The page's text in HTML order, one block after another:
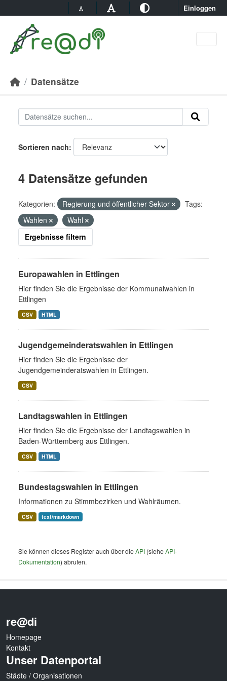
Einloggen
Datensätze
Sortieren nach
4 Datensätze gefunden
Kategorien: Regierung und öffentlicher Sektor
Tags:
Wahlen
Wahl
Ergebnisse filtern
Europawahlen in Ettlingen
Hier finden Sie die Ergebnisse der Kommunalwahlen in
Ettlingen
CSV HTML
Jugendgemeinderatswahlen in Ettlingen
Hier finden Sie die Ergebnisse der
Jugendgemeinderatswahlen in Ettlingen.
CSV
Landtagswahlen in Ettlingen
Hier finden Sie die Ergebnisse der Landtagswahlen in
Baden-Württemberg aus Ettlingen.
CSV HTML
Bundestagswahlen in Ettlingen
Informationen zu Stimmbezirken und Wahlräumen.
CSV text/markdown
Sie können dieses Register auch über dieAPI (sieheAPI-
Dokumentation) abrufen.
re@di
Homepage
Kontakt
Unser Datenportal
Städte / Organisationen